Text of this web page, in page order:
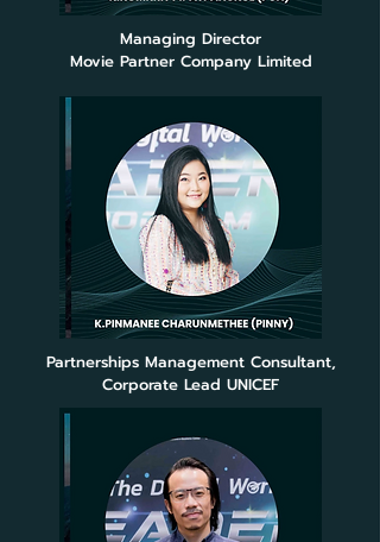
Managing Director
Movie Partner Company Limited
Partnerships Management Consultant,
Corporate Lead UNICEF